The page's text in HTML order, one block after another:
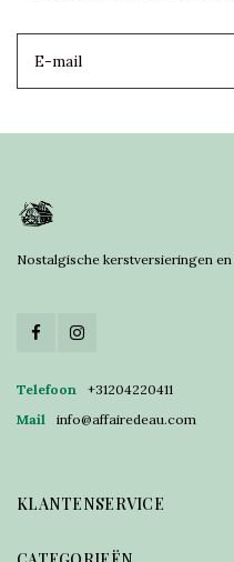
Nostalgische kerstversieringen
Telefoon
+31204220411
Mail
info@affairedeau.com
KLANTENSERVICE